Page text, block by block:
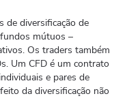
de diversificação de
mútuos –
Os traders também
Um CFD é um contrato
e pares de
da diversificação não